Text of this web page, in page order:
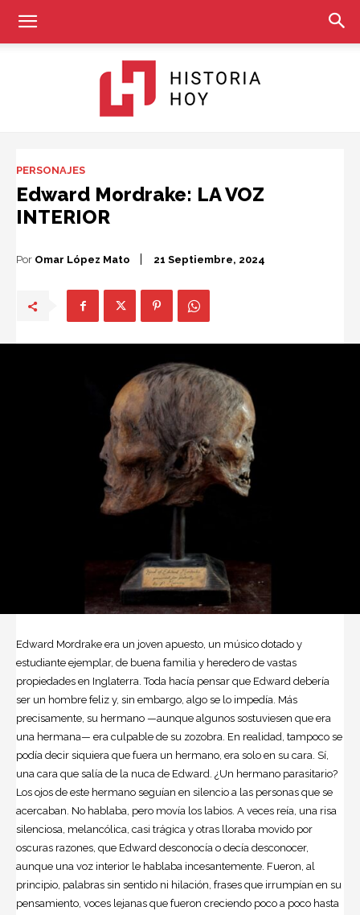
PERSONAJES
Edward Mordrake: LA VOZ
INTERIOR
Por Omar López Mato 21 Septiembre, 2024
Edward Mordrake era un joven apuesto, un músico dotado y
estudiante ejemplar, de buena familia y heredero de vastas
propiedades en Inglaterra. Toda hacía pensar que Edward debería
ser un hombre feliz y, sin embargo, algo se lo impedía. Más
precisamente, su hermano —aunque algunos sostuviesen que era
una hermana— era culpable de su zozobra. En realidad, tampoco se
podía decir siquiera que fuera un hermano, era solo en su cara. Sí,
una cara que salía de la nuca de Edward. ¿Un hermano parasitario?
Los ojos de este hermano seguían en silencio a las personas que se
acercaban. No hablaba, pero movía los labios. A veces reía, una risa
silenciosa, melancólica, casi trágica y otras lloraba movido por
oscuras razones, que Edward desconocía o decía desconocer,
aunque una voz interior le hablaba incesantemente. Fueron, al
principio, palabras sin sentido ni hilación, frases que irrumpían en su
pensamiento, voces lejanas que fueron creciendo poco a poco hasta